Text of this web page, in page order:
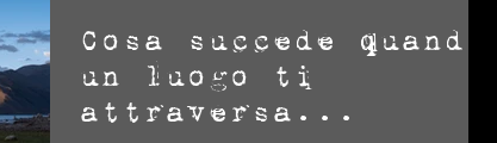
Cosa succede quando
un luogo ti
attraversa...